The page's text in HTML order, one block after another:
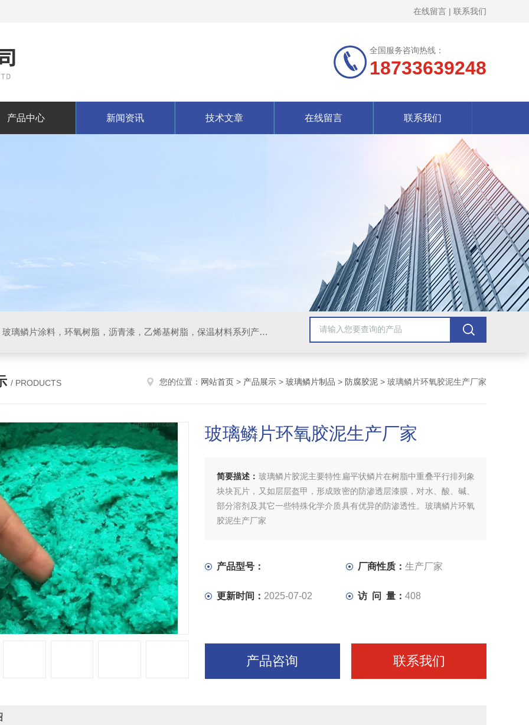
在线留言 | 联系我们
全国服务咨询热线：
18733639248
产品中心 新闻资讯 技术文章 在线留言 联系我们
防腐材料，玻璃鳞片胶泥，玻璃鳞片涂料，环氧树脂，沥青漆，乙烯基树脂，保温材料系列产品。
/ PRODUCTS 您的位置： 网站首页 > 产品展示 > 玻璃鳞片制品 > 防腐胶泥 > 玻璃鳞片环氧胶泥生产厂家
玻璃鳞片环氧胶泥生产厂家
简要描述： 玻璃鳞片胶泥主要特性扁平状鳞片在树脂中重叠平行排列象
块块瓦片，又如层层盔甲，形成致密的防渗透层漆膜，对水、酸、碱、
部分溶剂及其它一些特殊化学介质具有优异的防渗透性。玻璃鳞片环氧
胶泥生产厂家
产品型号： 厂商性质： 生产厂家
更新时间： 2025-07-02 访 问 量： 408
产品咨询 联系我们